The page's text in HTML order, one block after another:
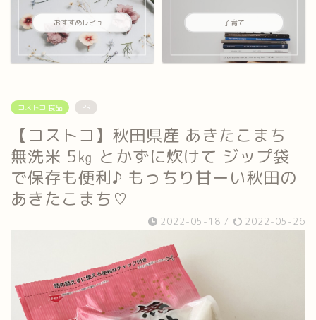
おすすめレビュー 子育て
コストコ 食品 PR
【コストコ】秋田県産 あきたこまち
無洗米 5㎏ とかずに炊けて ジップ袋
で保存も便利♪ もっちり甘ーい秋田の
あきたこまち♡
2022-05-18 / 2022-05-26